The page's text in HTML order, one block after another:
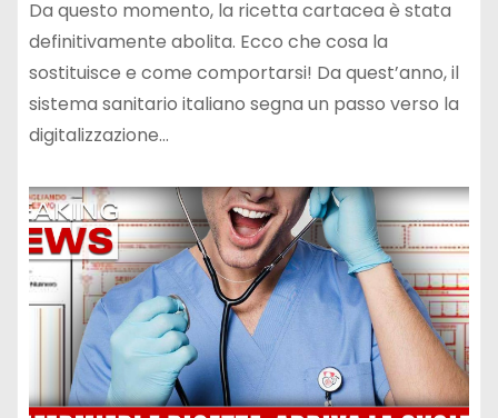
Da questo momento, la ricetta cartacea è stata
definitivamente abolita. Ecco che cosa la
sostituisce e come comportarsi! Da quest’anno, il
sistema sanitario italiano segna un passo verso la
digitalizzazione…